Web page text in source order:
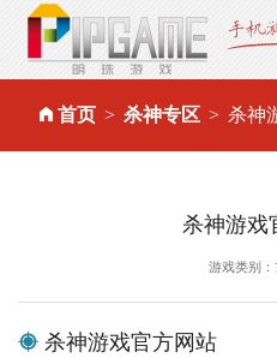
首页 杀神专区 杀神
杀神游戏
游戏类别
杀神游戏官方网站